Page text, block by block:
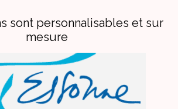
sont personnalisables et sur
mesure